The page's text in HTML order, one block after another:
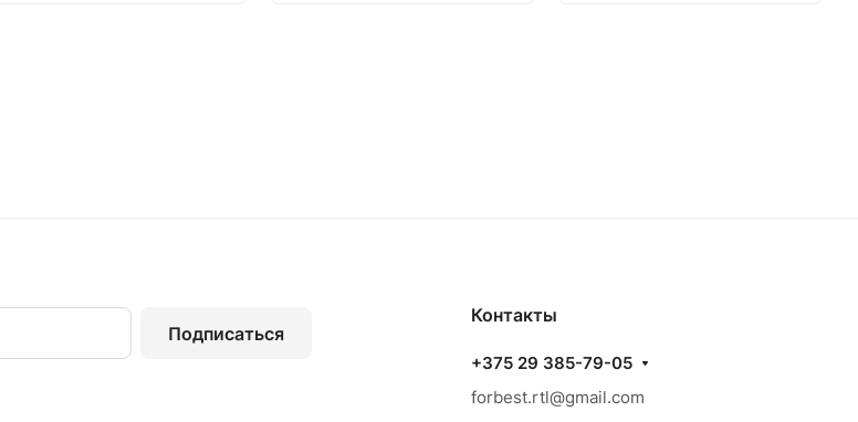
Подписаться
Контакты
+375 29 385-79-05
forbest.rtl@gmail.com